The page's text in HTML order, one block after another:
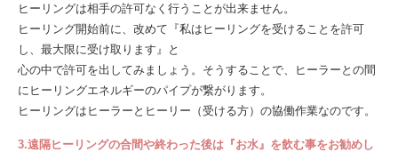
ヒーリングは相手の許可なく行うことが出来ません。
ヒーリング開始前に、改めて『私はヒーリングを受けることを許可
し、最大限に受け取ります』と
心の中で許可を出してみましょう。そうすることで、ヒーラーとの間
にヒーリングエネルギーのパイプが繋がります。
ヒーリングはヒーラーとヒーリー（受ける方）の協働作業なのです。
3.遠隔ヒーリングの合間や終わった後は『お水』を飲む事をお勧めし